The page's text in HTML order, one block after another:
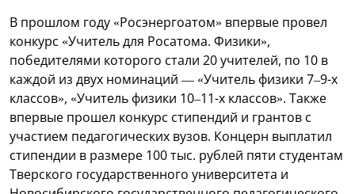
В прошлом году «Росэнергоатом» впервые провел
конкурс «Учитель для Росатома. Физики»,
победителями которого стали 20 учителей, по 10 в
каждой из двух номинаций — «Учитель физики 7–9-х
классов», «Учитель физики 10–11-х классов». Также
впервые прошел конкурс стипендий и грантов с
участием педагогических вузов. Концерн выплатил
стипендии в размере 100 тыс. рублей пяти студентам
Тверского государственного университета и